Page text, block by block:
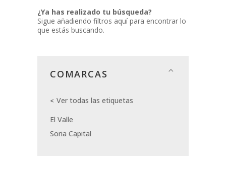
¿Ya has realizado tu búsqueda?
Sigue añadiendo filtros aquí para encontrar lo
que estás buscando.
COMARCAS
Ver todas las etiquetas
El Valle
Soria Capital